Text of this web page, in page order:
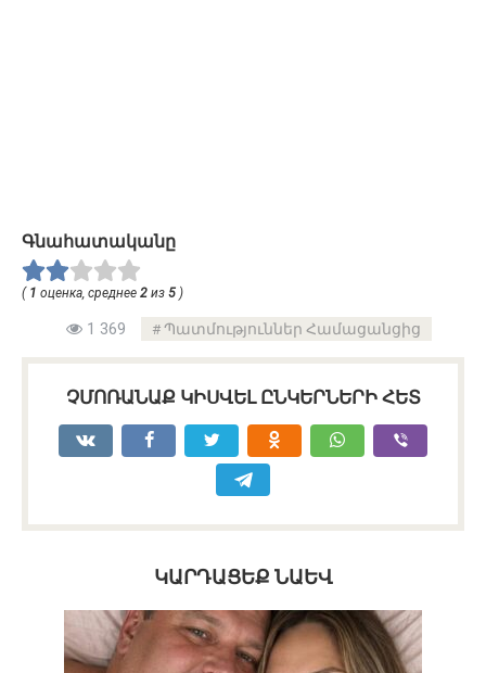
Գնահատականը
( 1 оценка, среднее 2 из 5 )
1 369 Պատմություններ Համացանցից
ՉՄՈՌԱՆԱՔ ԿԻՍՎԵԼ ԸՆԿԵՐՆԵՐԻ ՀԵՏ
ԿԱՐԴԱՑԵՔ ՆԱԵՎ